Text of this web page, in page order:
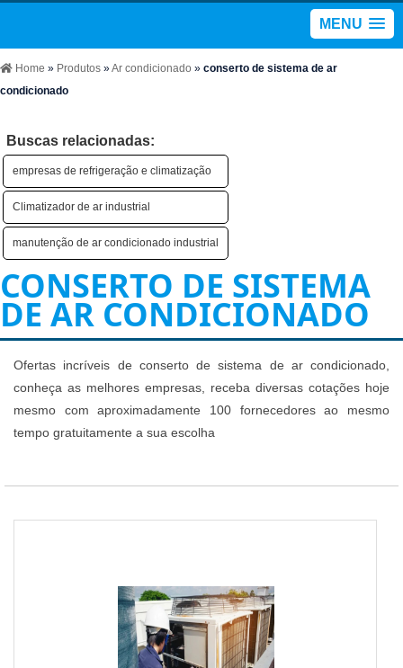
MENU
Home » Produtos »Ar condicionado » conserto de sistema de ar
condicionado
Buscas relacionadas:
empresas de refrigeração e climatização
Climatizador de ar industrial
manutenção de ar condicionado industrial
CONSERTO DE SISTEMA
DE AR CONDICIONADO
Ofertas incríveis de conserto de sistema de ar condicionado,
conheça as melhores empresas, receba diversas cotações hoje
mesmo com aproximadamente 100 fornecedores ao mesmo
tempo gratuitamente a sua escolha